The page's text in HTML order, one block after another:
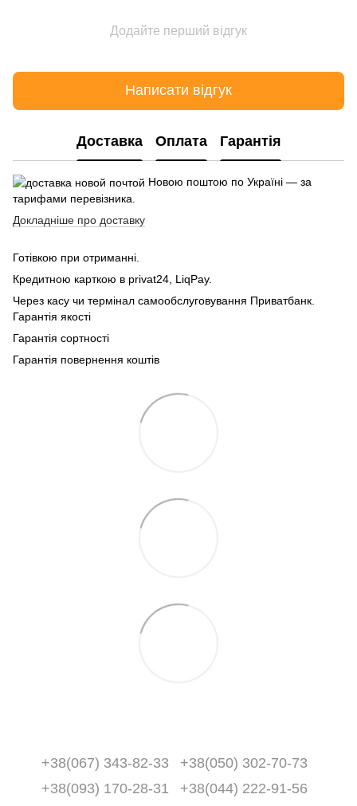
Додайте перший відгук
Написати відгук
Доставка Оплата Гарантія
Новою поштою по Україні — за
тарифами перевізника.
Докладніше про доставку
Готівкою при отриманні.
Кредитною карткою в privat24, LiqPay.
Через касу чи термінал самообслуговування Приватбанк.
Гарантія якості
Гарантія сортності
Гарантія повернення коштів
+38(067) 343-82-33
+38(050) 302-70-73
+38(093) 170-28-31
+38(044) 222-91-56